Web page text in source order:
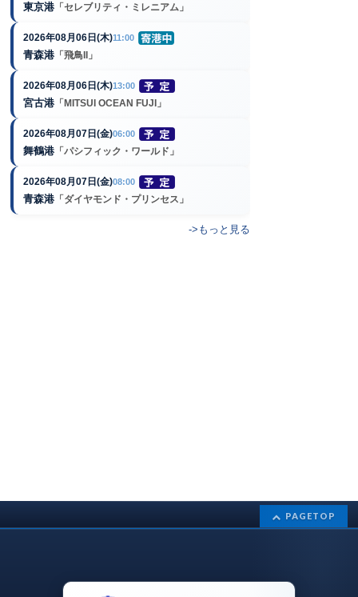
東京港 「セレブリティ・ミレニアム」
2026年08月06日(木)11:00
青森港 「飛鳥II」
2026年08月06日(木)13:00
宮古港 「MITSUI OCEAN FUJI」
2026年08月07日(金)06:00
舞鶴港 「パシフィック・ワールド」
2026年08月07日(金)08:00
青森港 「ダイヤモンド・プリンセス」
->もっと見る
PAGETOP